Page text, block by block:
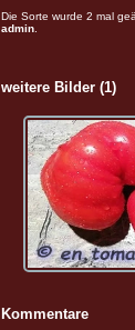
Die Sorte wurde 2 mal
admin
weitere Bilder (1)
Kommentare